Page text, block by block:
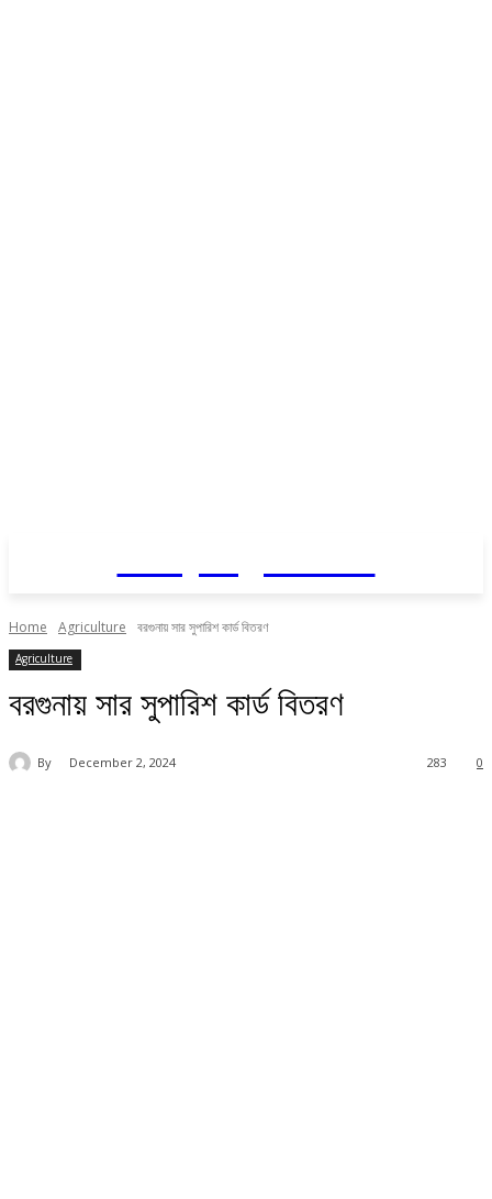
Home Agriculture বরগুনায় সার সুপারিশ কার্ড বিতরণ
Agriculture
বরগুনায় সার সুপারিশ কার্ড বিতরণ
By December 2, 2024 0
283